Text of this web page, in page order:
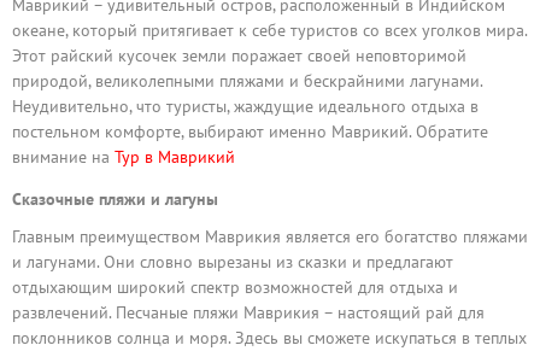
Маврикий – удивительный остров, расположенный в Индийском
океане, который притягивает к себе туристов со всех уголков мира.
Этот райский кусочек земли поражает своей неповторимой
природой, великолепными пляжами и бескрайними лагунами.
Неудивительно, что туристы, жаждущие идеального отдыха в
постельном комфорте, выбирают именно Маврикий. Обратите
внимание на Тур в Маврикий
Сказочные пляжи и лагуны
Главным преимуществом Маврикия является его богатство пляжами
и лагунами. Они словно вырезаны из сказки и предлагают
отдыхающим широкий спектр возможностей для отдыха и
развлечений. Песчаные пляжи Маврикия – настоящий рай для
поклонников солнца и моря. Здесь вы сможете искупаться в теплых